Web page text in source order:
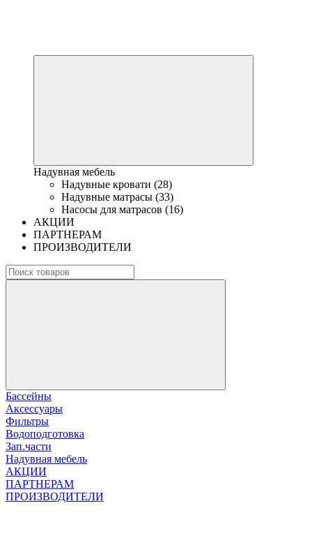
Надувная мебель
Надувные кровати (28)
Надувные матрасы (33)
Насосы для матрасов (16)
АКЦИИ
ПАРТНЕРАМ
ПРОИЗВОДИТЕЛИ
Бассейны
Аксессуары
Фильтры
Водоподготовка
Зап.части
Надувная мебель
АКЦИИ
ПАРТНЕРАМ
ПРОИЗВОДИТЕЛИ